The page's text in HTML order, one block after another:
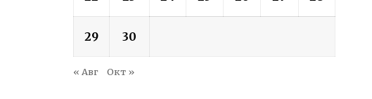
29 30
« Авг Окт »